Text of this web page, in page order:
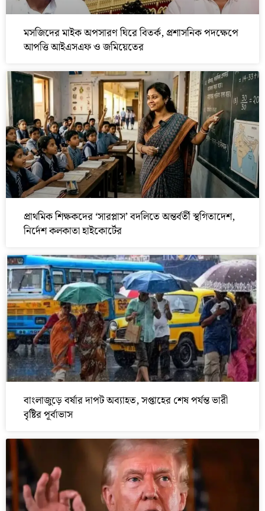
মসজিদের মাইক অপসারণ ঘিরে বিতর্ক, প্রশাসনিক পদক্ষেপে
আপত্তি আইএসএফ ও জমিয়েতের
প্রাথমিক শিক্ষকদের ‘সারপ্লাস’ বদলিতে অন্তর্বর্তী স্থগিতাদেশ,
নির্দেশ কলকাতা হাইকোর্টের
বাংলাজুড়ে বর্ষার দাপট অব্যাহত, সপ্তাহের শেষ পর্যন্ত ভারী
বৃষ্টির পূর্বাভাস